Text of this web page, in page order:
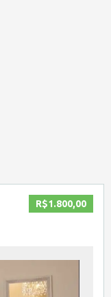
R$1.800,00